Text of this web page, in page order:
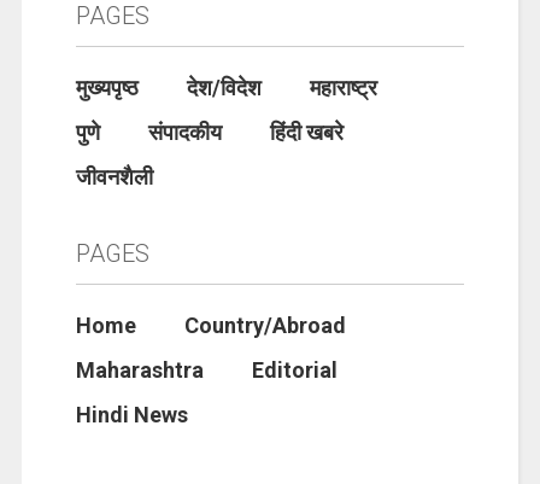
PAGES
मुख्यपृष्ठ देश/विदेश
महाराष्ट्र
पुणे
संपादकीय
हिंदी खबरे
जीवनशैली
PAGES
Home
Country/Abroad
Maharashtra
Editorial
Hindi News